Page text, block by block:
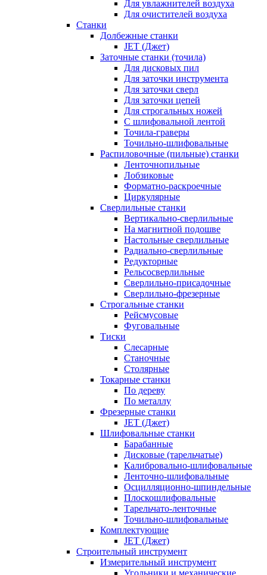
Для увлажнителей воздуха
Для очистителей воздуха
Станки
Долбежные станки
JET (Джет)
Заточные станки (точила)
Для дисковых пил
Для заточки инструмента
Для заточки сверл
Для заточки цепей
Для строгальных ножей
С шлифовальной лентой
Точила-граверы
Точильно-шлифовальные
Распиловочные (пильные) станки
Ленточнопильные
Лобзиковые
Форматно-раскроечные
Циркулярные
Сверлильные станки
Вертикально-сверлильные
На магнитной подошве
Настольные сверлильные
Радиально-сверлильные
Редукторные
Рельсосверлильные
Сверлильно-присадочные
Сверлильно-фрезерные
Строгальные станки
Рейсмусовые
Фуговальные
Тиски
Слесарные
Станочные
Столярные
Токарные станки
По дереву
По металлу
Фрезерные станки
JET (Джет)
Шлифовальные станки
Барабанные
Дисковые (тарельчатые)
Калибровально-шлифовальные
Ленточно-шлифовальные
Осцилляционно-шпиндельные
Плоскошлифовальные
Тарельчато-ленточные
Точильно-шлифовальные
Комплектующие
JET (Джет)
Строительный инструмент
Измерительный инструмент
Угольники и механические